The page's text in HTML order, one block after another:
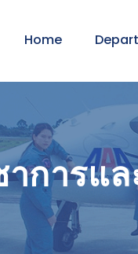
Home
การแ